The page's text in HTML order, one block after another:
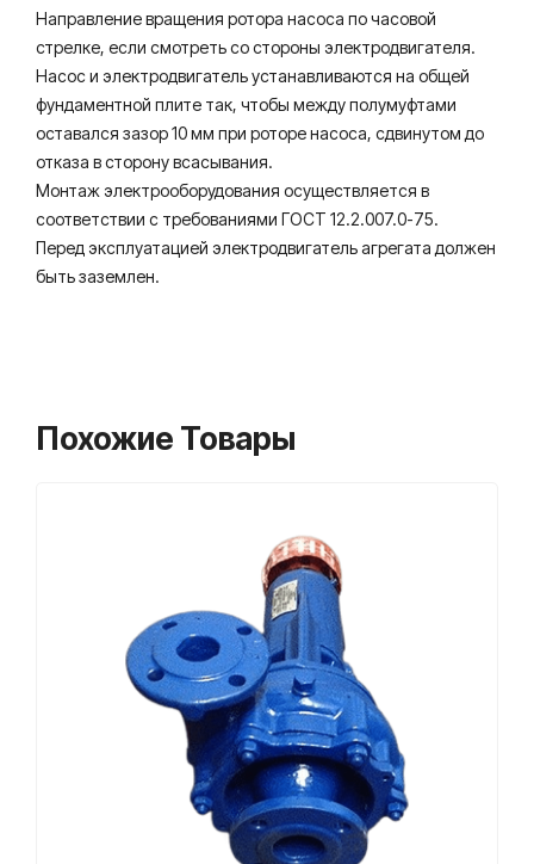
Направление вращения ротора насоса по часовой
стрелке, если смотреть со стороны электродвигателя.
Насос и электродвигатель устанавливаются на общей
фундаментной плите так, чтобы между полумуфтами
оставался зазор 10 мм при роторе насоса, сдвинутом до
отказа в сторону всасывания.
Монтаж электрооборудования осуществляется в
соответствии с требованиями ГОСТ 12.2.007.0-75.
Перед эксплуатацией электродвигатель агрегата должен
быть заземлен.
Похожие Товары